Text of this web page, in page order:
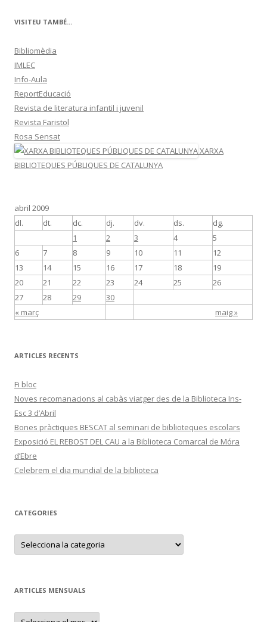
VISITEU TAMBÉ...
Bibliomèdia
IMLEC
Info-Aula
ReportEducació
Revista de literatura infantil i juvenil
Revista Faristol
Rosa Sensat
XARXA
BIBLIOTEQUES PÚBLIQUES DE CATALUNYA
abril 2009
dl.
dt. dc. dj. dv. ds. dg.
« març maig »
1 2 3 4
5
6
7 8 9 10 11
12
13
14 15 16 17 18
19
20
21 22 23 24 25
26
27
28 29 30
ARTICLES RECENTS
Fi bloc
Noves recomanacions al cabàs viatger des de la Biblioteca Ins-
Esc 3 d’Abril
Bones pràctiques BESCAT al seminari de biblioteques escolars
Exposició EL REBOST DEL CAU a la Biblioteca Comarcal de Móra
d’Ebre
Celebrem el dia mundial de la biblioteca
CATEGORIES
C
t
r
i
s
ARTICLES MENSUALS
A